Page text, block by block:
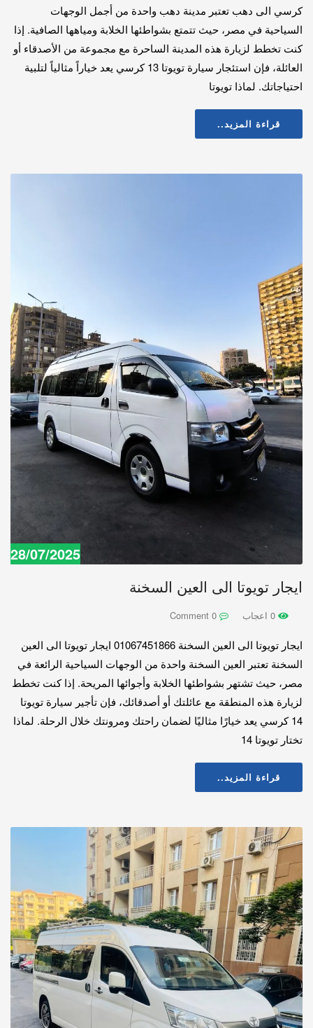
كرسي الى دهب تعتبر مدينة دهب واحدة من أجمل الوجهات
السياحية في مصر، حيث تتمتع بشواطئها الخلابة ومياهها الصافية. إذا
كنت تخطط لزيارة هذه المدينة الساحرة مع مجموعة من الأصدقاء أو
العائلة، فإن استئجار سيارة تويوتا 13 كرسي يعد خياراً مثالياً لتلبية
احتياجاتك. لماذا تويوتا
قراءة المزيد..
28/07/2025
ايجار تويوتا الى العين السخنة
ايجار تويوتا الى العين السخنة 01067451866 ايجار تويوتا الى العين
السخنة تعتبر العين السخنة واحدة من الوجهات السياحية الرائعة في
مصر، حيث تشتهر بشواطئها الخلابة وأجوائها المريحة. إذا كنت تخطط
لزيارة هذه المنطقة مع عائلتك أو أصدقائك، فإن تأجير سيارة تويوتا
14 كرسي يعد خيارًا مثاليًا لضمان راحتك ومرونتك خلال الرحلة. لماذا
تختار تويوتا 14
قراءة المزيد..